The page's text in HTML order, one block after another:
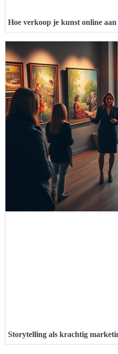
Hoe verkoop je kunst online
Storytelling als krachtig